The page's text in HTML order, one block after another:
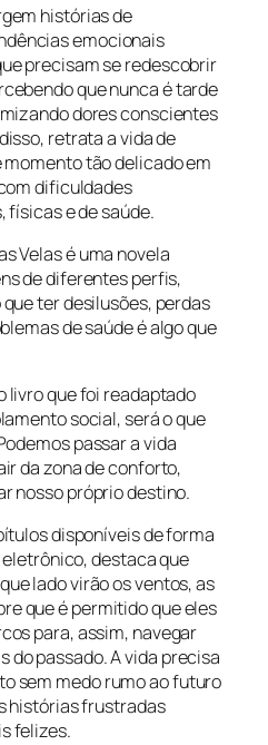
histórias de
emocionais
precisam se redescobrir
que nunca é tarde
dores conscientes
retrata a vida de
tão delicado em
dificuldades
e de saúde.
Velas é uma novela
de diferentes perfis,
ter desilusões, perdas
de saúde é algo que
livro que foi readaptado
social, será o que
passar a vida
da zona de conforto,
nosso próprio destino.
disponíveis de forma
destaca que
lado virão os ventos, as
que é permitido que eles
para, assim, navegar
do passado. A vida precisa
sem medo rumo ao futuro
histórias frustradas
felizes.